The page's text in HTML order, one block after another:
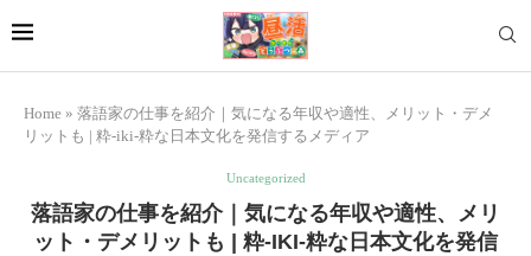
Home » 落語家の仕事を紹介｜気になる年収や適性、メリット・デメ
リットも | 粋-iki-粋な日本文化を発信するメディア
Uncategorized
落語家の仕事を紹介｜気になる年収や適性、メリ
ット・デメリットも | 粋-IKI-粋な日本文化を発信